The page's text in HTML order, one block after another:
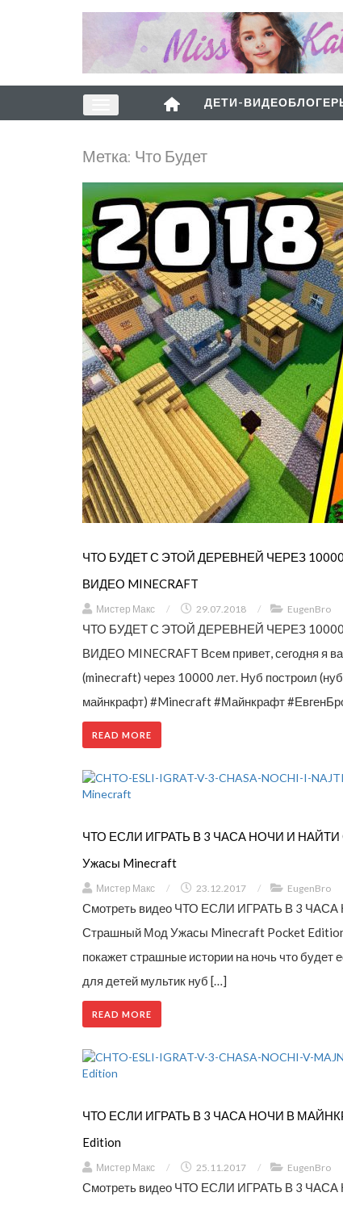
ДЕТИ-
Метка: Что Будет
ЧТО БУДЕТ С ЭТОЙ ДЕРЕВНЕЙ ЧЕРЕЗ
ВИДЕО MINECRAFT
Мистер Макс / 29.07.2018 / EugenBro
ЧТО БУДЕТ С ЭТОЙ ДЕРЕВНЕЙ ЧЕРЕЗ
ВИДЕО MINECRAFT Всем привет, сегодня я
(minecraft) через 10000 лет. Нуб построил
майнкрафт) #Minecraft #Майнкрафт
READ MORE
ЧТО ЕСЛИ ИГРАТЬ В 3 ЧАСА НОЧИ И
Ужасы Minecraft
Мистер Макс / 23.12.2017 / EugenBro
Смотреть видео ЧТО ЕСЛИ ИГРАТЬ В 3
Страшный Мод Ужасы Minecraft Pocket Edition
покажет страшные истории на ночь что будет
для детей мультик нуб […]
READ MORE
ЧТО ЕСЛИ ИГРАТЬ В 3 ЧАСА НОЧИ В
Edition
Мистер Макс / 25.11.2017 / EugenBro
Смотреть видео ЧТО ЕСЛИ ИГРАТЬ В 3